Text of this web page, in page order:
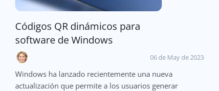
Códigos QR dinámicos para
software de Windows
06 de May de 2023
Windows ha lanzado recientemente una nueva
actualización que permite a los usuarios generar